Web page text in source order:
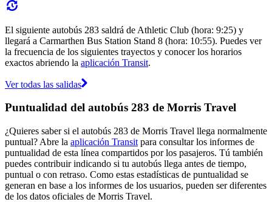
El siguiente autobús 283 saldrá de Athletic Club (hora: 9:25) y
llegará a Carmarthen Bus Station Stand 8 (hora: 10:55). Puedes ver
la frecuencia de los siguientes trayectos y conocer los horarios
exactos abriendo la aplicación Transit.
Ver todas las salidas
Puntualidad del autobús 283 de Morris Travel
¿Quieres saber si el autobús 283 de Morris Travel llega normalmente
puntual? Abre la aplicación Transit para consultar los informes de
puntualidad de esta línea compartidos por los pasajeros. Tú también
puedes contribuir indicando si tu autobús llega antes de tiempo,
puntual o con retraso. Como estas estadísticas de puntualidad se
generan en base a los informes de los usuarios, pueden ser diferentes
de los datos oficiales de Morris Travel.